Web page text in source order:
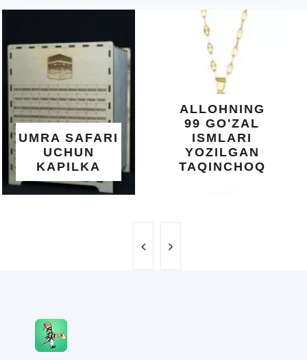
ALLOHNING
99 GO'ZAL
ISMLARI
YOZILGAN
TAQINCHOQ
DIYORIDA
O'SUVCHI
KUNDUR
DARAXTINING
SHIFOBAXSH
YELIMI: AQL,
XOTIRA VA
UMUMIY
SALOMATLIK
UCHUN
BEBAHO
NE'MAT